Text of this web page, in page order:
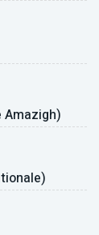
Amazigh)